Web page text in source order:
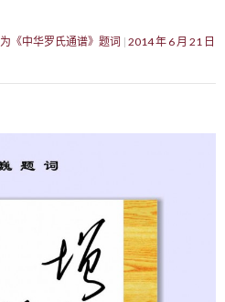
《中华罗氏通谱》题词 2014 年 6 月 21 日